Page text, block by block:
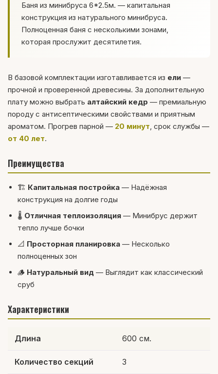
Баня из минибруса 6*2.5м. — капитальная
конструкция из натурального минибруса.
Полноценная баня с несколькими зонами,
которая прослужит десятилетия.
В базовой комплектации изготавливается из ели —
прочной и проверенной древесины. За дополнительную
плату можно выбрать алтайский кедр — премиальную
породу с антисептическими свойствами и приятным
ароматом. Прогрев парной — 20 минут, срок службы —
от 40 лет.
Преимущества
🏗 Капитальная постройка — Надёжная
конструкция на долгие годы
🌡 Отличная теплоизоляция — Минибрус держит
тепло лучше бочки
📐 Просторная планировка — Несколько
полноценных зон
🪵 Натуральный вид — Выглядит как классический
сруб
Характеристики
Длина 600 см.
Количество секций 3